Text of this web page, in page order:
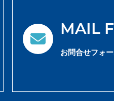
MAIL
お問合せフォ